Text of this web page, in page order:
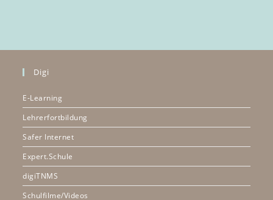
Digi
E-Learning
Lehrerfortbildung
Safer Internet
Expert.Schule
digiTNMS
Schulfilme/Videos